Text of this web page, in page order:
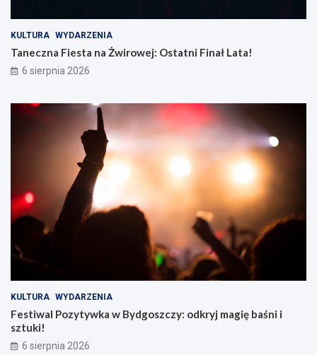
KULTURA WYDARZENIA
Taneczna Fiesta na Żwirowej: Ostatni Finał Lata!
6 sierpnia 2026
KULTURA WYDARZENIA
Festiwal Pozytywka w Bydgoszczy: odkryj magię baśni i
sztuki!
6 sierpnia 2026